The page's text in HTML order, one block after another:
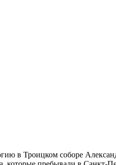
в Троицком соборе